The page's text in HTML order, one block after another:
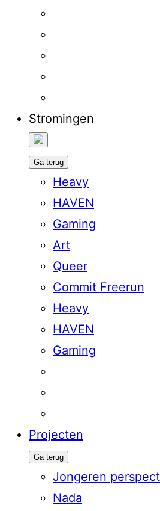
Stromingen
Ga terug
Heavy
HAVEN
Gaming
Art
Queer
Commit Freerun
Heavy
HAVEN
Gaming
Projecten
Ga terug
Jongeren
Nada